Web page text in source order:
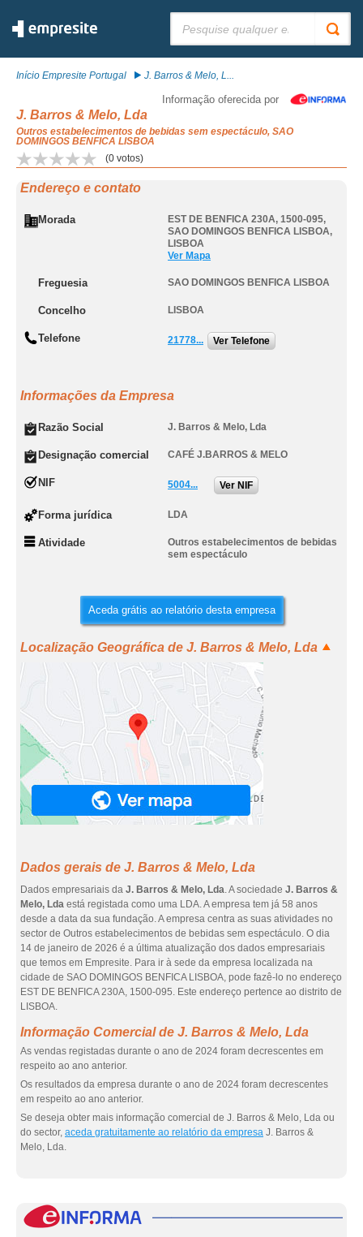
Início Empresite Portugal J. Barros & Melo, L...
Informação oferecida por
J. Barros & Melo, Lda
Outros estabelecimentos de bebidas sem espectáculo, SAO
DOMINGOS BENFICA LISBOA
(0 votos)
Endereço e contato
Morada EST DE BENFICA 230A, 1500-095,
SAO DOMINGOS BENFICA LISBOA,
LISBOA
Ver Mapa
Freguesia SAO DOMINGOS BENFICA LISBOA
Concelho LISBOA
Telefone 21778... Ver Telefone
Informações da Empresa
Razão Social J. Barros & Melo, Lda
Designação comercial CAFÉ J.BARROS & MELO
NIF 5004... Ver NIF
Forma jurídica LDA
Atividade
Outros estabelecimentos de bebidas
sem espectáculo
Aceda grátis ao relatório desta empresa
Localização Geográfica de J. Barros & Melo, Lda
Dados gerais de J. Barros & Melo, Lda
Dados empresariais da J. Barros & Melo, Lda. A sociedade J. Barros &
Melo, Lda está registada como uma LDA. A empresa tem já 58 anos
desde a data da sua fundação. A empresa centra as suas atividades no
sector de Outros estabelecimentos de bebidas sem espectáculo. O dia
14 de janeiro de 2026 é a última atualização dos dados empresariais
que temos em Empresite. Para ir à sede da empresa localizada na
cidade de SAO DOMINGOS BENFICA LISBOA, pode fazê-lo no endereço
EST DE BENFICA 230A, 1500-095. Este endereço pertence ao distrito de
LISBOA.
Informação Comercial de J. Barros & Melo, Lda
As vendas registadas durante o ano de 2024 foram decrescentes em
respeito ao ano anterior.
Os resultados da empresa durante o ano de 2024 foram decrescentes
em respeito ao ano anterior.
Se deseja obter mais informação comercial de J. Barros & Melo, Lda ou
do sector, aceda gratuitamente ao relatório da empresa J. Barros &
Melo, Lda.